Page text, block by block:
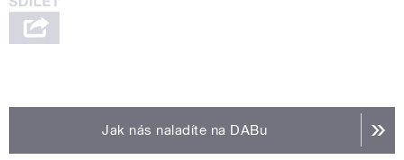
Jak nás naladíte na DABu